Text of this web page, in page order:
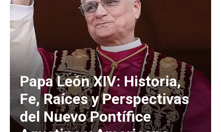
Papa León XIV: Historia,
Fe, Raíces y Perspectivas
del Nuevo Pontífice